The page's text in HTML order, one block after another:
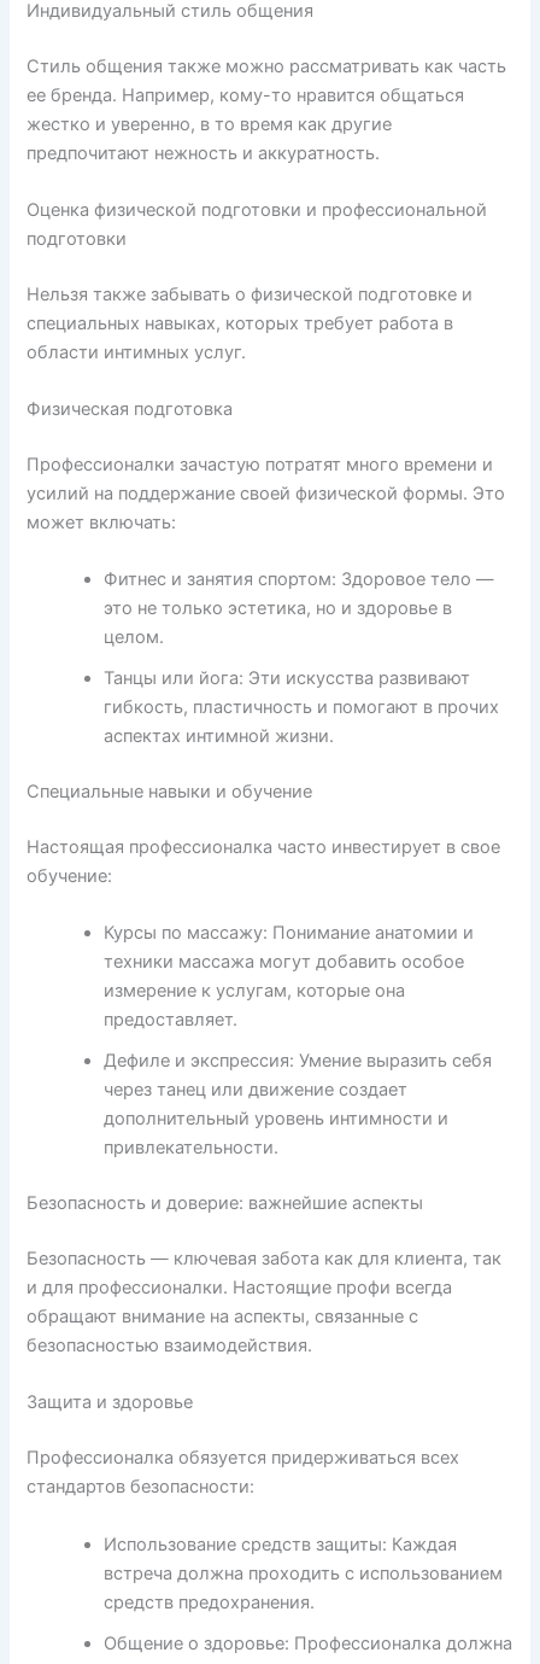
Индивидуальный стиль общения
Стиль общения также можно рассматривать как часть
ее бренда. Например, кому-то нравится общаться
жестко и уверенно, в то время как другие
предпочитают нежность и аккуратность.
Оценка физической подготовки и профессиональной
подготовки
Нельзя также забывать о физической подготовке и
специальных навыках, которых требует работа в
области интимных услуг.
Физическая подготовка
Профессионалки зачастую потратят много времени и
усилий на поддержание своей физической формы. Это
может включать:
Фитнес и занятия спортом: Здоровое тело —
это не только эстетика, но и здоровье в
целом.
Танцы или йога: Эти искусства развивают
гибкость, пластичность и помогают в прочих
аспектах интимной жизни.
Специальные навыки и обучение
Настоящая профессионалка часто инвестирует в свое
обучение:
Курсы по массажу: Понимание анатомии и
техники массажа могут добавить особое
измерение к услугам, которые она
предоставляет.
Дефиле и экспрессия: Умение выразить себя
через танец или движение создает
дополнительный уровень интимности и
привлекательности.
Безопасность и доверие: важнейшие аспекты
Безопасность — ключевая забота как для клиента, так
и для профессионалки. Настоящие профи всегда
обращают внимание на аспекты, связанные с
безопасностью взаимодействия.
Защита и здоровье
Профессионалка обязуется придерживаться всех
стандартов безопасности:
Использование средств защиты: Каждая
встреча должна проходить с использованием
средств предохранения.
Общение о здоровье: Профессионалка должна